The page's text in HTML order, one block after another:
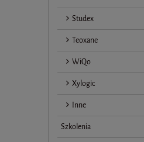
Studex
Teoxane
WiQo
Xylogic
Inne
Szkolenia